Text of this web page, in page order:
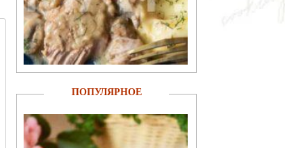
ПОПУЛЯРНОЕ